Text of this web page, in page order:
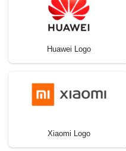
Huawei Logo
Xiaomi Logo